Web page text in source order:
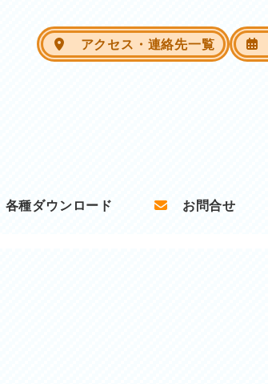
アクセス・連絡先一覧
各種ダウンロード お問合せ